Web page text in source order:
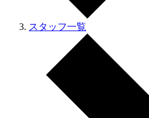
スタッフ一覧